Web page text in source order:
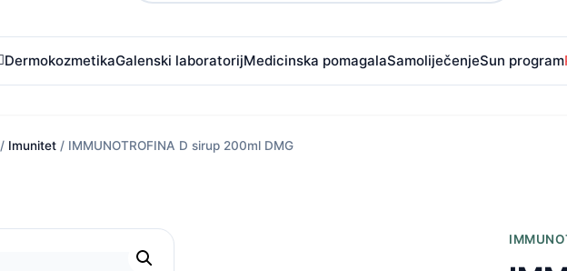
DermokozmetikaGalenski laboratorijMedicinska pomagalaSamoliječenjeSun program
/ Imunitet / IMMUNOTROFINA D sirup 200ml DMG